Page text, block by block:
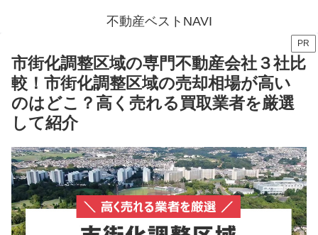
不動産ベストNAVI
PR
市街化調整区域の専門不動産会社３社比
較！市街化調整区域の売却相場が高い
のはどこ？高く売れる買取業者を厳選
して紹介